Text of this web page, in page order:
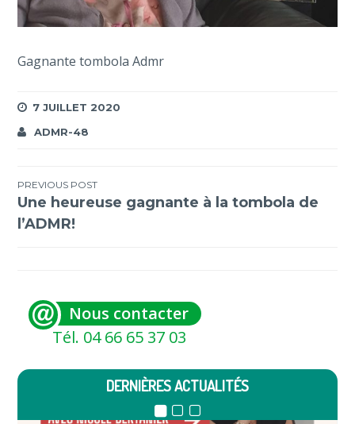
Gagnante tombola Admr
7 JUILLET 2020
ADMR-48
Navigation
de
PREVIOUS POST
Une heureuse gagnante à la tombola de
l’ADMR!
Nous contacter
Tél. 04 66 65 37 03
DERNIÈRES ACTUALITÉS